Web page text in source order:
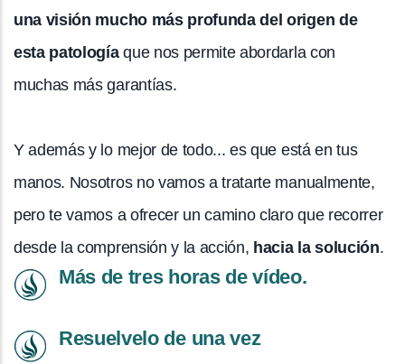
una visión mucho más profunda del origen de
esta patologíaque nos permite abordarla con
muchas más garantías.
Y además y lo mejor de todo... es que está en tus
manos. Nosotros no vamos a tratarte manualmente,
pero te vamos a ofrecer un camino claro que recorrer
desde la comprensión y la acción, hacia la solución.
Más de tres horas de vídeo.
Resuelvelo de una vez